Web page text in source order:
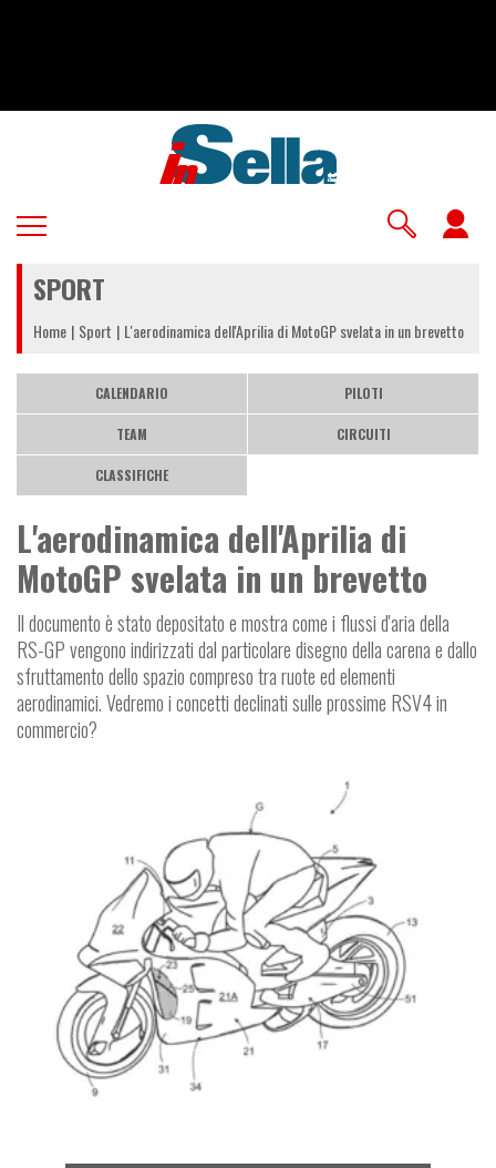
SPORT
Home Sport L'aerodinamica dell'Aprilia di MotoGP svelata in un brevetto
CALENDARIO PILOTI
TEAM CIRCUITI
CLASSIFICHE
L'aerodinamica dell'Aprilia di
MotoGP svelata in un brevetto
Il documento è stato depositato e mostra come i flussi d'aria della
RS-GP vengono indirizzati dal particolare disegno della carena e dallo
sfruttamento dello spazio compreso tra ruote ed elementi
aerodinamici. Vedremo i concetti declinati sulle prossime RSV4 in
commercio?